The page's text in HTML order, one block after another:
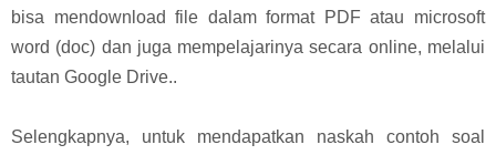
bisa mendownload file dalam format PDF atau microsoft
word (doc) dan juga mempelajarinya secara online, melalui
tautan Google Drive..
Selengkapnya, untuk mendapatkan naskah contoh soal